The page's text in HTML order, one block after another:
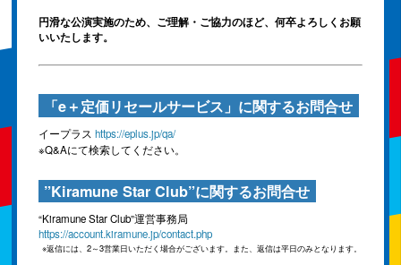
円滑な公演実施のため、ご理解・ご協力のほど、何卒よろしくお願
いいたします。
「e＋定価リセールサービス」に関するお問合せ
イープラス https://eplus.jp/qa/
※Q&Aにて検索してください。
”Kiramune Star Club”に関するお問合せ
“Kiramune Star Club”運営事務局
https://account.kiramune.jp/contact.php
返信には、2～3営業日いただく場合がございます。また、返信は平日のみとなります。